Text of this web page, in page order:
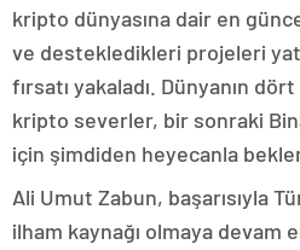
kripto dünyasına dair en
ve destekledikleri projeleri
fırsatı yakaladı. Dünyanın
kripto severler, bir sonraki
için şimdiden heyecanla
Ali Umut Zabun, başarısıyla
ilham kaynağı olmaya devam